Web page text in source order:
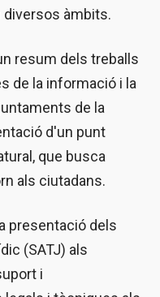
diversos àmbits.
resum dels treballs
de la informació i la
de la
d'un punt
que busca
als ciutadans.
presentació dels
(SATJ) als
i